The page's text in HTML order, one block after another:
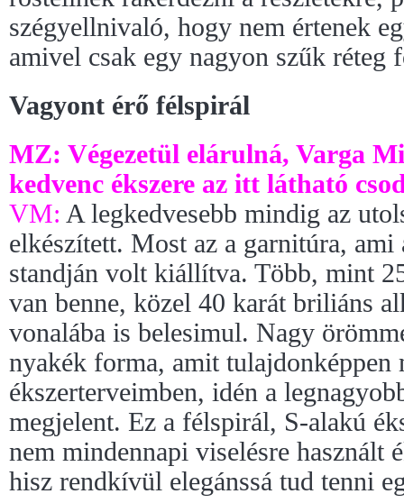
szégyellnivaló, hogy nem értenek
amivel csak egy nagyon szűk réteg
Vagyont érő félspirál
MZ: Végezetül elárulná, Varga
kedvenc ékszere az itt látható
VM: A legkedvesebb mindig az
elkészített. Most az a garnitúra,
standján volt kiállítva. Több, mint
van benne, közel 40 karát briliáns
vonalába is belesimul. Nagy
nyakék forma, amit tulajdonképpen
ékszerterveimben, idén a
megjelent. Ez a félspirál, S-alakú
nem mindennapi viselésre használt
hisz rendkívül elegánssá tud tenni